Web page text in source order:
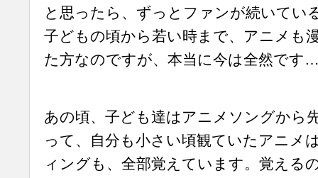
と思ったら、ずっとファンが続いてい
子どもの頃から若い時まで、アニメも
た方なのですが、本当に今は全然です
あの頃、子ども達はアニメソングから
って、自分も小さい頃観ていたアニメ
ィングも、全部覚えています。覚える